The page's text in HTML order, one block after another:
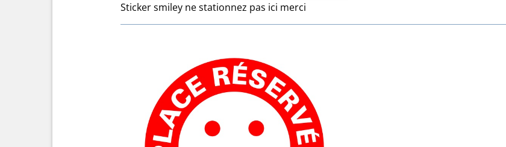
Sticker smiley ne stationnez pas ici merci